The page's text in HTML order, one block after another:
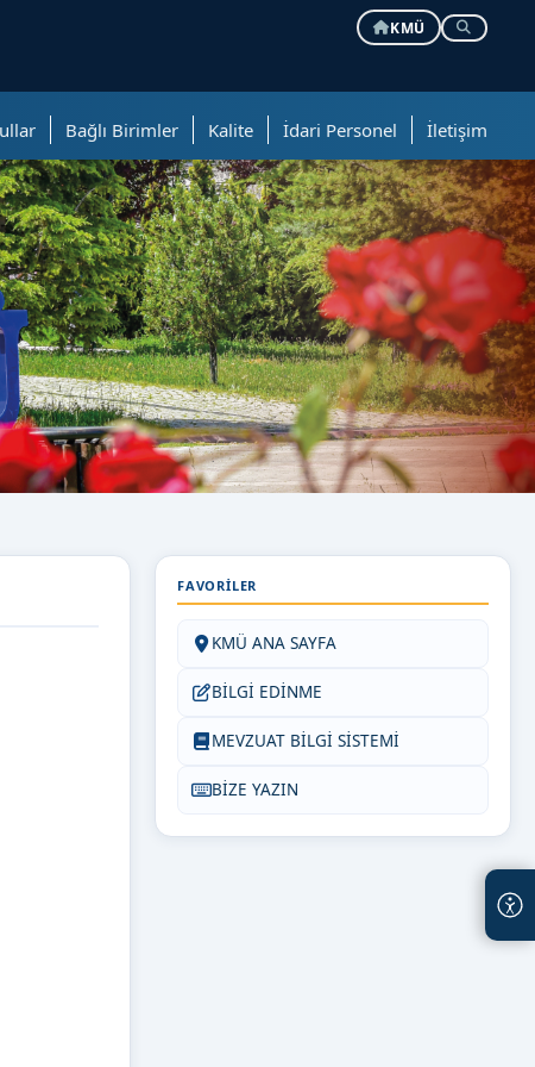
KMÜ
Bağlı Birimler Kalite İdari Personel İletişim
FAVORILER
KMÜ ANA SAYFA
BİLGİ EDİNME
MEVZUAT BİLGİ SİSTEMİ
BİZE YAZIN